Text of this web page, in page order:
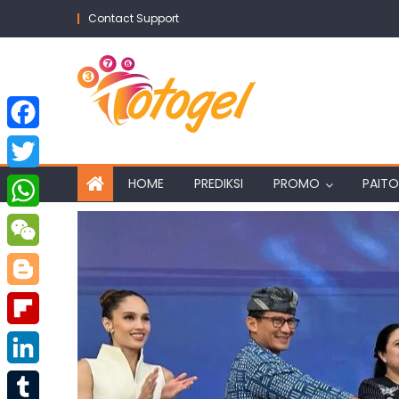
Contact Support
HOME PREDIKSI PROMO PAITO
Facebook
Twitter
WhatsApp
WeChat
Blogger
Flipboard
LinkedIn